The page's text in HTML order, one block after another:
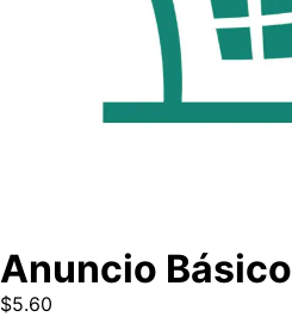
Anuncio Básico
$5.60